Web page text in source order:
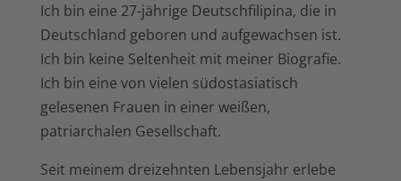
Ich bin eine 27-jährige Deutschfilipina, die in
Deutschland geboren und aufgewachsen ist.
Ich bin keine Seltenheit mit meiner Biografie.
Ich bin eine von vielen südostasiatisch
gelesenen Frauen in einer weißen,
patriarchalen Gesellschaft.
Seit meinem dreizehnten Lebensjahr erlebe